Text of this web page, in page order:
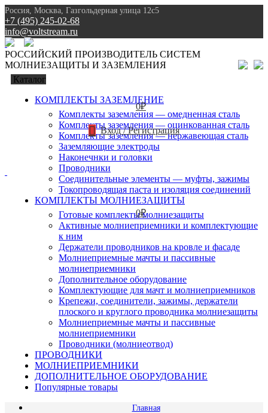
Россия, Москва, Газгольдерная улица 12с5
+7 (495) 245-02-68
info@voltstream.ru
8 (495) 245-02-68
РОССИЙСКИЙ ПРОИЗВОДИТЕЛЬ СИСТЕМ
МОЛНИЕЗАЩИТЫ И ЗАЗЕМЛЕНИЯ
0₽
Вход / Регистрация
0₽
Каталог
КОМПЛЕКТЫ ЗАЗЕМЛЕНИЕ
Комплекты заземления — омедненная сталь
Комплекты заземления — оцинкованная сталь
Комплекты заземления — нержавеющая сталь
Заземляющие электроды
Наконечнки и головки
Проводники
Соединительные элементы — муфты, зажимы
Токопроводящая паста и изоляция соединений
КОМПЛЕКТЫ МОЛНИЕЗАЩИТЫ
Готовые комплекты молниезащиты
Активные молниеприемники и комплектующие
к ним
Держатели проводников на кровле и фасаде
Молниеприемные мачты и пассивные
молниеприемники
Дополнительное оборудование
Комплектующие для мачт и молниеприемников
Крепежи, соединители, зажимы, держатели
плоского и круглого проводника молниезащиты
Молниеприемные мачты и пассивные
молниеприемники
Проводники (молниеотвод)
ПРОВОДНИКИ
МОЛНИЕПРИЕМНИКИ
ДОПОЛНИТЕЛЬНОЕ ОБОРУДОВАНИЕ
Популярные товары
Главная